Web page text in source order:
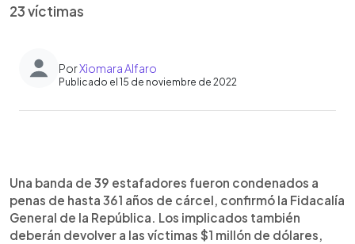
23 víctimas
PorXiomara Alfaro
Publicado el 15 de noviembre de 2022
Escuchar artículo
Una banda de 39 estafadores fueron condenados a
penas de hasta 361 años de cárcel, confirmó la Fidacalía
General de la República. Los implicados también
deberán devolver a las víctimas $1 millón de dólares,